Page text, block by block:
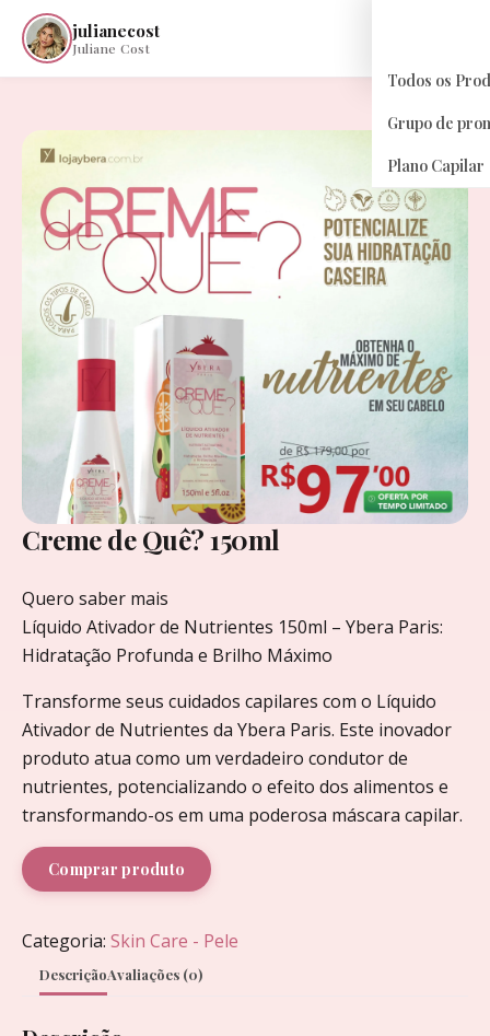
julianecost
Juliane Cost
Todos os
Grupo de
Plano Capilar
Creme de Quê? 150ml
Quero saber mais
Líquido Ativador de Nutrientes 150ml – Ybera Paris:
Hidratação Profunda e Brilho Máximo
Transforme seus cuidados capilares com o Líquido
Ativador de Nutrientes da Ybera Paris. Este inovador
produto atua como um verdadeiro condutor de
nutrientes, potencializando o efeito dos alimentos e
transformando-os em uma poderosa máscara capilar.
Comprar produto
Categoria: Skin Care - Pele
DescriçãoAvaliações (0)